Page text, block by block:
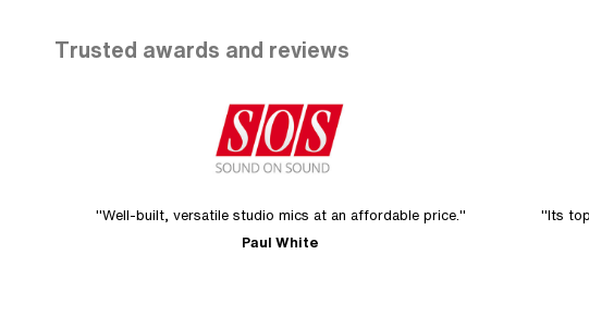
Trusted awards and reviews
"Well-built, versatile studio mics at an affordable price."
Paul White
"Its